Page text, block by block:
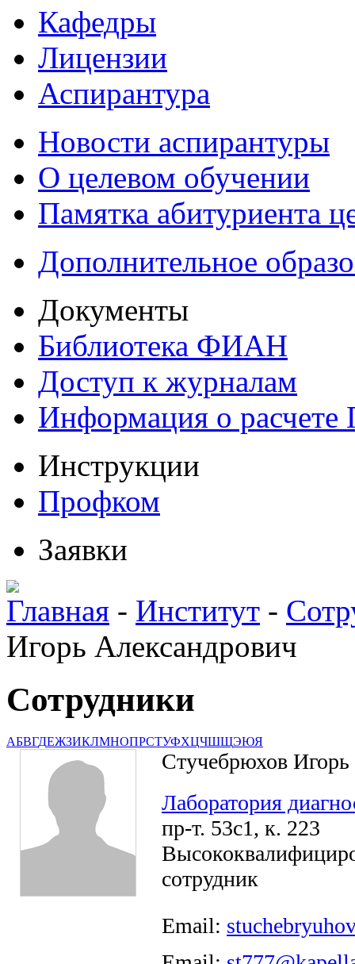
Кафедры
Лицензии
Аспирантура
Новости аспирантуры
О целевом обучении
Памятка абитуриента
Дополнительное
Документы
Библиотека ФИАН
Доступ к журналам
Информация о
Инструкции
Профком
Заявки
Главная - Институт -
Игорь Александрович
Сотрудники
АБВГДЕЖЗИКЛМНОПРСТУФХЦЧШЩЭЮЯ
Стучебрюхов
Лаборатория
пр-т. 53с1, к. 223
сотрудник
Email: